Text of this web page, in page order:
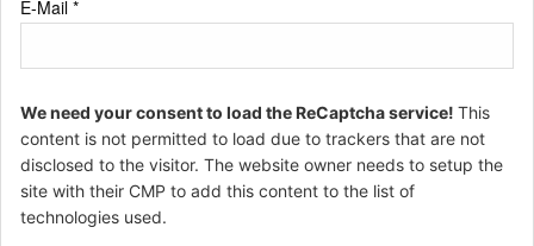
E-Mail *
We need your consent to load the ReCaptcha service! This
content is not permitted to load due to trackers that are not
disclosed to the visitor. The website owner needs to setup the
site with their CMP to add this content to the list of
technologies used.